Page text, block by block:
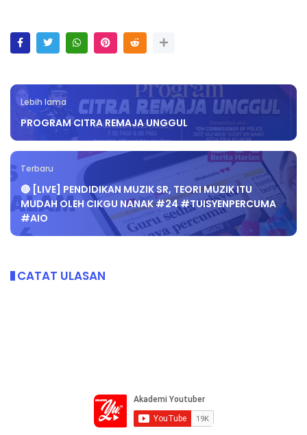
Lebih lama
PROGRAM CITRA REMAJA UNGGUL
Terbaru
🔴 [LIVE] PENDIDIKAN MUZIK SR, TEORI MUZIK ITU
MUDAH OLEH CIKGU NANAK #24 #TUISYENPERCUMA
#AIO
CATAT ULASAN